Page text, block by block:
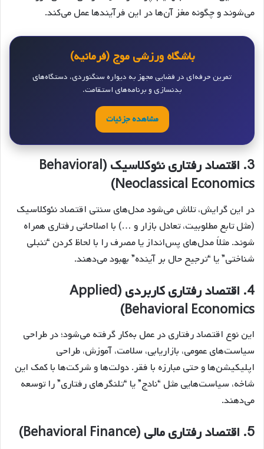
می‌شوند و چگونه مغز آن‌ها در این فرآیندها عمل می‌کند.
باشگاه ورزشی موج (فرمانیه)
تمرین حرفه‌ای در فضایی مجهز به دیواره سنگنوردی، دستگاه‌های
بدنسازی و برنامه‌های استقامت.
مشاهده جزئیات
3.
اقتصاد رفتاری نئوکلاسیک (Behavioral
Neoclassical Economics)
در این گرایش، تلاش می‌شود مدل‌های سنتی اقتصاد نئوکلاسیک
(مثل تابع مطلوبیت، تعادل بازار و …) با اصلاحاتی رفتاری همراه
شوند. مثلاً مدل‌های پس‌انداز یا مصرف را با لحاظ کردن “تنبلی
شناختی” یا “ترجیح حال بر آینده” بهبود می‌دهند.
4.
اقتصاد رفتاری کاربردی (Applied
Behavioral Economics)
این نوع اقتصاد رفتاری در عمل به‌کار گرفته می‌شود؛ در طراحی
سیاست‌های عمومی، بازاریابی، سلامت، آموزش، طراحی
اپلیکیشن‌ها و حتی مبارزه با فقر. دولت‌ها و شرکت‌ها با کمک این
شاخه، سیاست‌هایی مثل “نادج” یا “تلنگرهای رفتاری” را توسعه
می‌دهند.
5. اقتصاد رفتاری مالی (Behavioral Finance)